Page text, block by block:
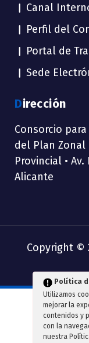
Canal
Perfil del
Portal de
Sede
Dirección
Consorcio
del Plan Zonal
Provincial • Av.
Alicante
Copyright ©
Política
Utilizamos
mejorar la
contenidos y
con la
nuestra